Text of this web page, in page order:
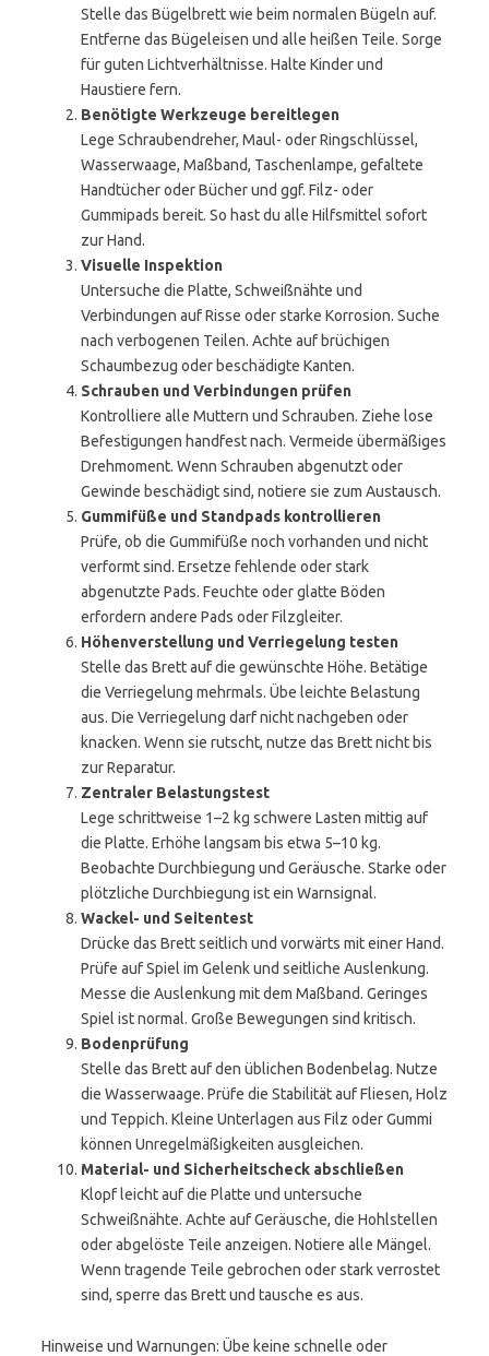
Stelle das Bügelbrett wie beim normalen Bügeln auf.
Entferne das Bügeleisen und alle heißen Teile. Sorge
für guten Lichtverhältnisse. Halte Kinder und
Haustiere fern.
Benötigte Werkzeuge bereitlegen
Lege Schraubendreher, Maul- oder Ringschlüssel,
Wasserwaage, Maßband, Taschenlampe, gefaltete
Handtücher oder Bücher und ggf. Filz- oder
Gummipads bereit. So hast du alle Hilfsmittel sofort
zur Hand.
Visuelle Inspektion
Untersuche die Platte, Schweißnähte und
Verbindungen auf Risse oder starke Korrosion. Suche
nach verbogenen Teilen. Achte auf brüchigen
Schaumbezug oder beschädigte Kanten.
Schrauben und Verbindungen prüfen
Kontrolliere alle Muttern und Schrauben. Ziehe lose
Befestigungen handfest nach. Vermeide übermäßiges
Drehmoment. Wenn Schrauben abgenutzt oder
Gewinde beschädigt sind, notiere sie zum Austausch.
Gummifüße und Standpads kontrollieren
Prüfe, ob die Gummifüße noch vorhanden und nicht
verformt sind. Ersetze fehlende oder stark
abgenutzte Pads. Feuchte oder glatte Böden
erfordern andere Pads oder Filzgleiter.
Höhenverstellung und Verriegelung testen
Stelle das Brett auf die gewünschte Höhe. Betätige
die Verriegelung mehrmals. Übe leichte Belastung
aus. Die Verriegelung darf nicht nachgeben oder
knacken. Wenn sie rutscht, nutze das Brett nicht bis
zur Reparatur.
Zentraler Belastungstest
Lege schrittweise 1–2 kg schwere Lasten mittig auf
die Platte. Erhöhe langsam bis etwa 5–10 kg.
Beobachte Durchbiegung und Geräusche. Starke oder
plötzliche Durchbiegung ist ein Warnsignal.
Wackel- und Seitentest
Drücke das Brett seitlich und vorwärts mit einer Hand.
Prüfe auf Spiel im Gelenk und seitliche Auslenkung.
Messe die Auslenkung mit dem Maßband. Geringes
Spiel ist normal. Große Bewegungen sind kritisch.
Bodenprüfung
Stelle das Brett auf den üblichen Bodenbelag. Nutze
die Wasserwaage. Prüfe die Stabilität auf Fliesen, Holz
und Teppich. Kleine Unterlagen aus Filz oder Gummi
können Unregelmäßigkeiten ausgleichen.
Material- und Sicherheitscheck abschließen
Klopf leicht auf die Platte und untersuche
Schweißnähte. Achte auf Geräusche, die Hohlstellen
oder abgelöste Teile anzeigen. Notiere alle Mängel.
Wenn tragende Teile gebrochen oder stark verrostet
sind, sperre das Brett und tausche es aus.
Hinweise und Warnungen: Übe keine schnelle oder